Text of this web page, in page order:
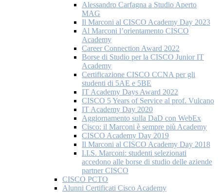
Alessandro Carfagna a Studio Aperto
MAG
Il Marconi al CISCO Academy Day 2023
Al Marconi l’orientamento CISCO
Academy
Career Connection Award 2022
Borse di Studio per la CISCO Junior IT
Academy
Certificazione CISCO CCNA per gli
studenti di 5AE e 5BE
IT Academy Days Award 2022
CISCO 5 Years of Service al prof. Vulcano
IT Academy Day 2020
Aggiornamento sulla DaD con WebEx
Cisco: il Marconi è sempre più Academy
CISCO Academy Day 2019
Il Marconi al CISCO Academy Day 2018
I.I.S. Marconi: studenti selezionati
accedono alle borse di studio delle aziende
partner CISCO
CISCO PCTO
Alunni Certificati Cisco Academy